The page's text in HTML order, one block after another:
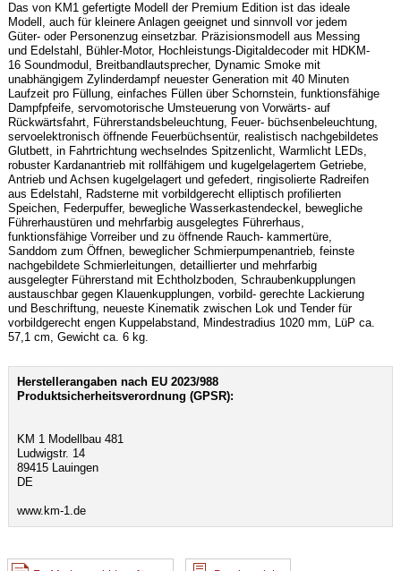
Das von KM1 gefertigte Modell der Premium Edition ist das ideale
Modell, auch für kleinere Anlagen geeignet und sinnvoll vor jedem
Güter- oder Personenzug einsetzbar. Präzisionsmodell aus Messing
und Edelstahl, Bühler-Motor, Hochleistungs-Digitaldecoder mit HDKM-
16 Soundmodul, Breitbandlautsprecher, Dynamic Smoke mit
unabhängigem Zylinderdampf neuester Generation mit 40 Minuten
Laufzeit pro Füllung, einfaches Füllen über Schornstein, funktionsfähige
Dampfpfeife, servomotorische Umsteuerung von Vorwärts- auf
Rückwärtsfahrt, Führerstandsbeleuchtung, Feuer- büchsenbeleuchtung,
servoelektronisch öffnende Feuerbüchsentür, realistisch nachgebildetes
Glutbett, in Fahrtrichtung wechselndes Spitzenlicht, Warmlicht LEDs,
robuster Kardanantrieb mit rollfähigem und kugelgelagertem Getriebe,
Antrieb und Achsen kugelgelagert und gefedert, ringisolierte Radreifen
aus Edelstahl, Radsterne mit vorbildgerecht elliptisch profilierten
Speichen, Federpuffer, bewegliche Wasserkastendeckel, bewegliche
Führerhaustüren und mehrfarbig ausgelegtes Führerhaus,
funktionsfähige Vorreiber und zu öffnende Rauch- kammertüre,
Sanddom zum Öffnen, beweglicher Schmierpumpenantrieb, feinste
nachgebildete Schmierleitungen, detaillierter und mehrfarbig
ausgelegter Führerstand mit Echtholzboden, Schraubenkupplungen
austauschbar gegen Klauenkupplungen, vorbild- gerechte Lackierung
und Beschriftung, neueste Kinematik zwischen Lok und Tender für
vorbildgerecht engen Kuppelabstand, Mindestradius 1020 mm, LüP ca.
57,1 cm, Gewicht ca. 6 kg.
Herstellerangaben nach EU 2023/988
Produktsicherheitsverordnung (GPSR):
KM 1 Modellbau 481
Ludwigstr. 14
89415 Lauingen
DE
www.km-1.de